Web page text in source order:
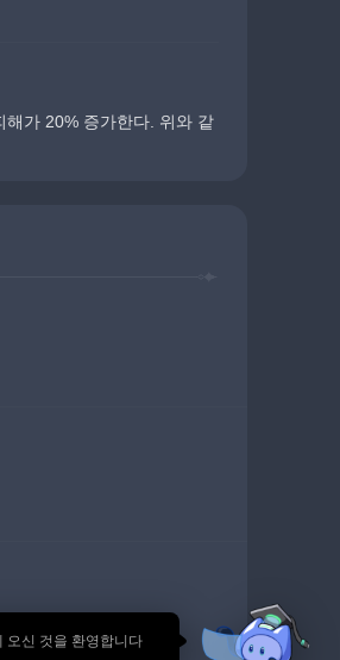
오신 것을 환영합니다
가 20% 증가한다. 위와 같